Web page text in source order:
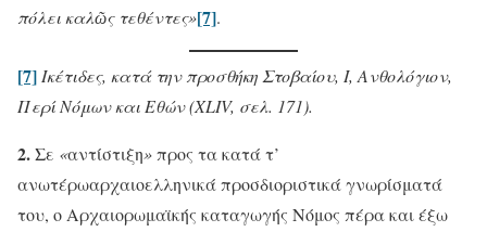
πόλει καλῶς τεθέντες»[7].
[7] Ικέτιδες, κατά την προσθήκη Στοβαίου, Ι, Ανθολόγιον,
Περί Νόμων και Εθών (XLIV, σελ. 171).
2.Σε «αντίστιξη»προς τα κατά τ’
ανωτέρωαρχαιοελληνικά προσδιοριστικά γνωρίσματά
του, ο Αρχαιορωμαϊκής καταγωγής Νόμος πέρα και έξω